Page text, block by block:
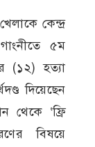
কেন্দ্র
৫ম
(১২) হত্যা
দিয়েছেন
থেকে ‘ফ্রি
বিষয়ে